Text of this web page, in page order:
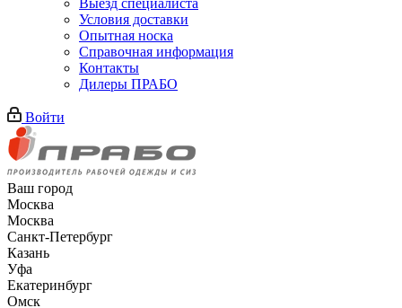
Выезд специалиста
Условия доставки
Опытная носка
Справочная информация
Контакты
Дилеры ПРАБО
Войти
Ваш город
Москва
Москва
Санкт-Петербург
Казань
Уфа
Екатеринбург
Омск